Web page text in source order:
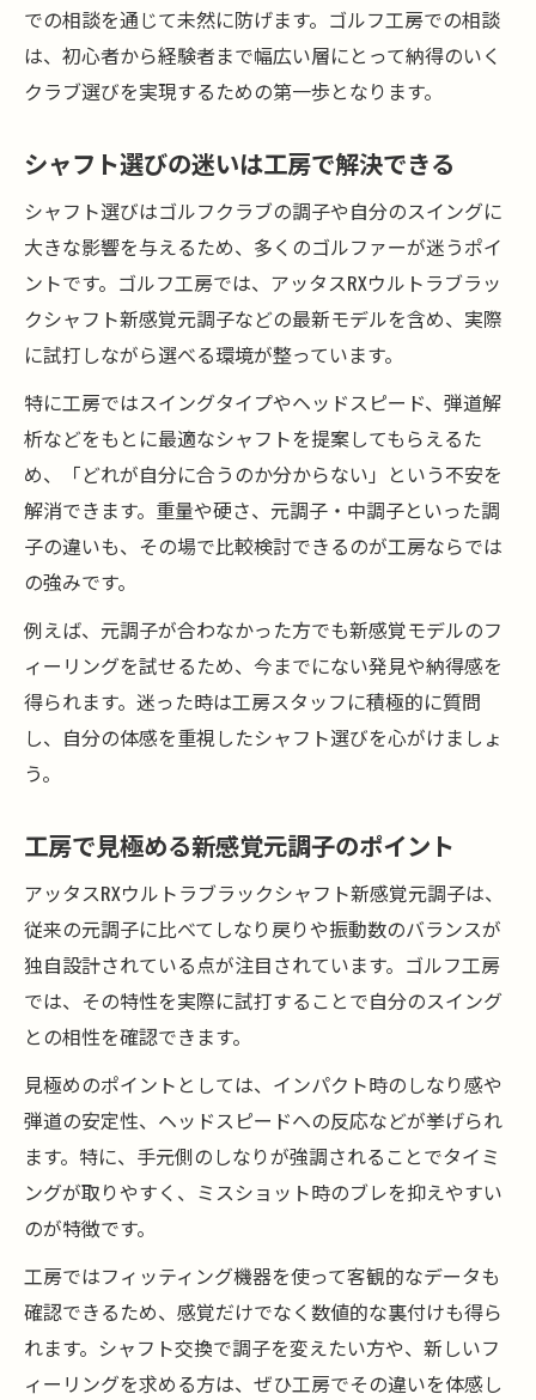
での相談を通じて未然に防げます。ゴルフ工房での相談
は、初心者から経験者まで幅広い層にとって納得のいく
クラブ選びを実現するための第一歩となります。
シャフト選びの迷いは工房で解決できる
シャフト選びはゴルフクラブの調子や自分のスイングに
大きな影響を与えるため、多くのゴルファーが迷うポイ
ントです。ゴルフ工房では、アッタスRXウルトラブラッ
クシャフト新感覚元調子などの最新モデルを含め、実際
に試打しながら選べる環境が整っています。
特に工房ではスイングタイプやヘッドスピード、弾道解
析などをもとに最適なシャフトを提案してもらえるた
め、「どれが自分に合うのか分からない」という不安を
解消できます。重量や硬さ、元調子・中調子といった調
子の違いも、その場で比較検討できるのが工房ならでは
の強みです。
例えば、元調子が合わなかった方でも新感覚モデルのフ
ィーリングを試せるため、今までにない発見や納得感を
得られます。迷った時は工房スタッフに積極的に質問
し、自分の体感を重視したシャフト選びを心がけましょ
う。
工房で見極める新感覚元調子のポイント
アッタスRXウルトラブラックシャフト新感覚元調子は、
従来の元調子に比べてしなり戻りや振動数のバランスが
独自設計されている点が注目されています。ゴルフ工房
では、その特性を実際に試打することで自分のスイング
との相性を確認できます。
見極めのポイントとしては、インパクト時のしなり感や
弾道の安定性、ヘッドスピードへの反応などが挙げられ
ます。特に、手元側のしなりが強調されることでタイミ
ングが取りやすく、ミスショット時のブレを抑えやすい
のが特徴です。
工房ではフィッティング機器を使って客観的なデータも
確認できるため、感覚だけでなく数値的な裏付けも得ら
れます。シャフト交換で調子を変えたい方や、新しいフ
ィーリングを求める方は、ぜひ工房でその違いを体感し